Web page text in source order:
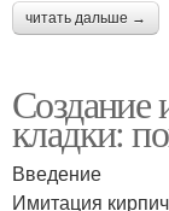
читать дальше →
Создание
кладки:
Введение
Имитация